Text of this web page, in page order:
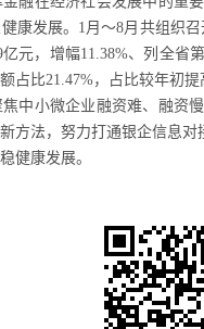
康发展。1月～8月共组织
元，增幅11.38%、列全
占比21.47%，占比较年初提
焦中小微企业融资难、融资
方法，努力打通银企信息
健康发展。